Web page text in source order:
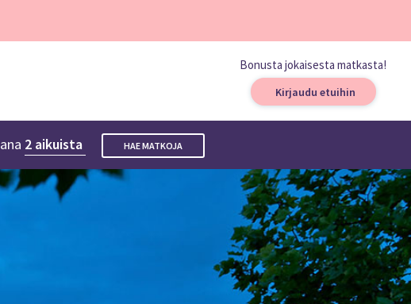
Bonusta jokaisesta matkasta!
Kirjaudu etuihin
2 aikuista HAE MATKOJA